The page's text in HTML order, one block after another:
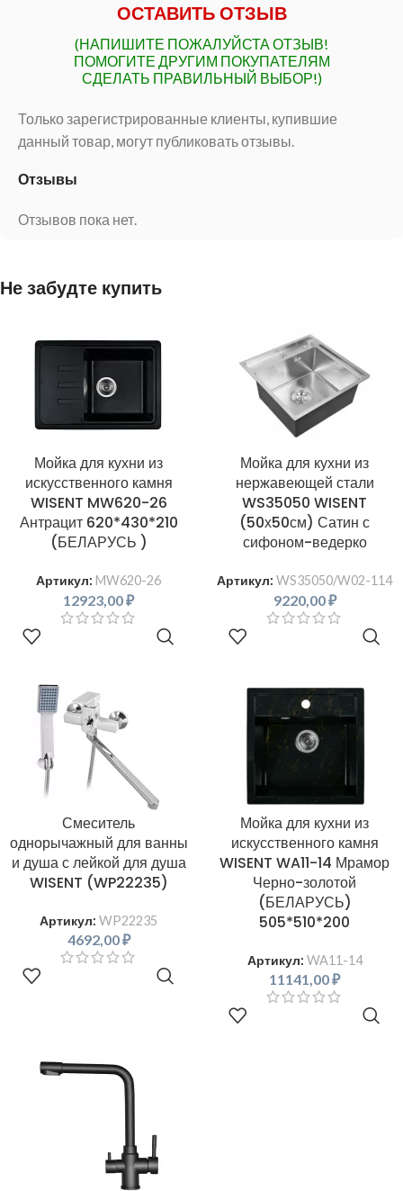
ОСТАВИТЬ ОТЗЫВ
(НАПИШИТЕ ПОЖАЛУЙСТА ОТЗЫВ!
ПОМОГИТЕ ДРУГИМ ПОКУПАТЕЛЯМ
СДЕЛАТЬ ПРАВИЛЬНЫЙ ВЫБОР!)
Отзывы
Отзывов пока нет.
Только зарегистрированные клиенты, купившие
данный товар, могут публиковать отзывы.
Не забудте купить
Мойка для кухни из
искусственного камня
WISENT MW620-26
Антрацит 620*430*210
(БЕЛАРУСЬ )
Артикул: MW620-26
12923,00₽
Мойка для кухни из
нержавеющей стали
WS35050 WISENT
(50х50см) Сатин с
сифоном-ведерко
Артикул: WS35050/W02-114
9220,00₽
Смеситель
однорычажный для ванны
и душа с лейкой для душа
WISENT (WP22235)
Артикул: WP22235
4692,00₽
Мойка для кухни из
искусственного камня
WISENT WA11-14 Мрамор
Черно-золотой
(БЕЛАРУСЬ)
505*510*200
Артикул: WA11-14
11141,00₽